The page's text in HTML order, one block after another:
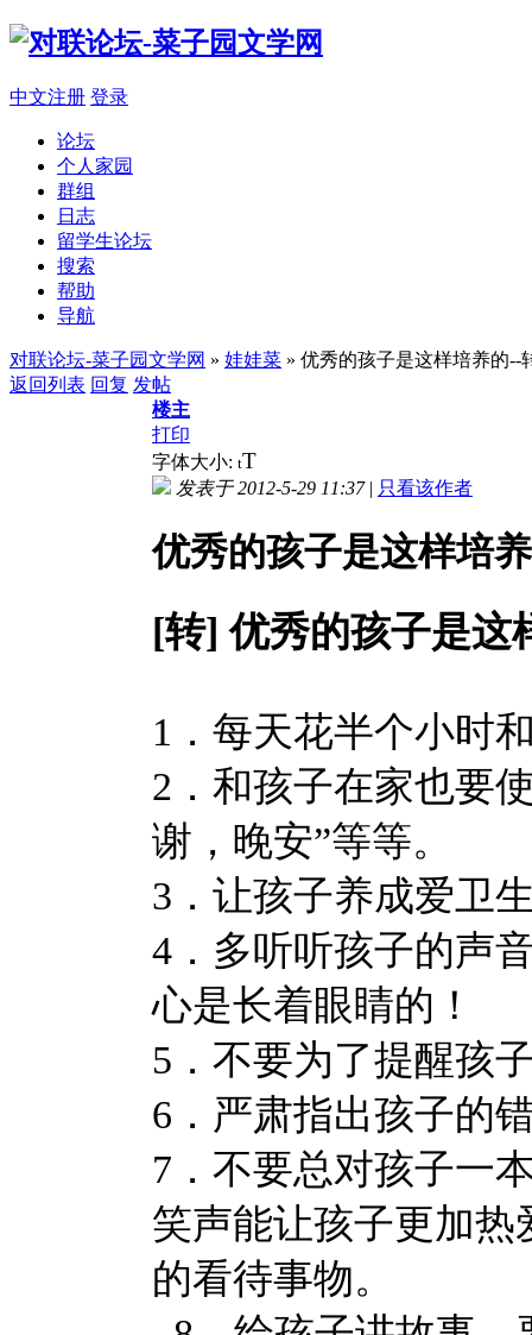
中文注册 登录
论坛
个人家园
群组
日志
留学生论坛
搜索
帮助
导航
对联论坛-菜子园文学网 » 娃娃菜 » 优秀的孩子是这样培养的--
返回列表 回复 发帖
楼主
打印
字体大小: tT
发表于 2012-5-29 11:37| 只看该作者
优秀的孩子是这样培
[转] 优秀的孩子是这
1．每天花半个小时
2．和孩子在家也要
谢，晚安”等等。
3．让孩子养成爱卫
4．多听听孩子的声
心是长着眼睛的！
5．不要为了提醒孩
6．严肃指出孩子的
7．不要总对孩子一
笑声能让孩子更加
的看待事物。